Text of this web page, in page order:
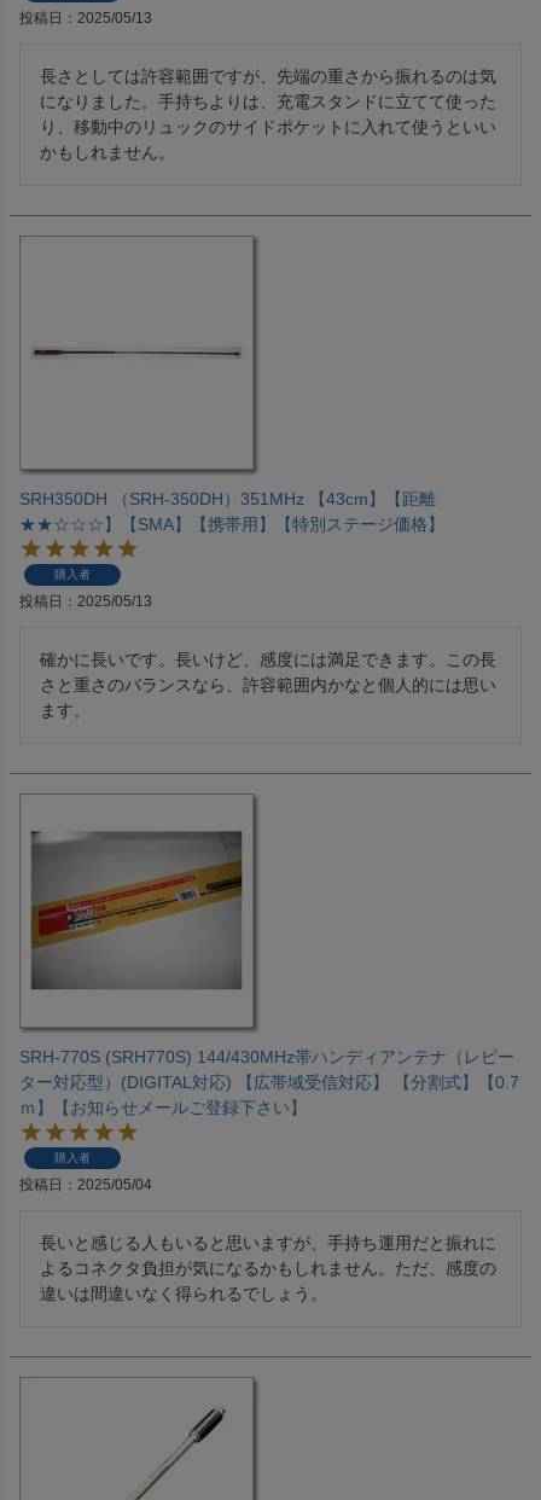
投稿日 2025/05/13
長さとしては許容範囲ですが、先端の重さから振れるのは気
になりました。手持ちよりは、充電スタンドに立てて使った
り、移動中のリュックのサイドポケットに入れて使うといい
かもしれません。
SRH350DH （SRH-350DH）351MHz 【43cm】【距離
★★☆☆☆】【SMA】【携帯用】【特別ステージ価格】
購入者
投稿日 2025/05/13
確かに長いです。長いけど、感度には満足できます。この長
さと重さのバランスなら、許容範囲内かなと個人的には思い
ます。
SRH-770S (SRH770S) 144/430MHz帯ハンディアンテナ（レピー
ター対応型）(DIGITAL対応) 【広帯域受信対応】 【分割式】【0.7
ｍ】【お知らせメールご登録下さい】
購入者
投稿日 2025/05/04
長いと感じる人もいると思いますが、手持ち運用だと振れに
よるコネクタ負担が気になるかもしれません。ただ、感度の
違いは間違いなく得られるでしょう。